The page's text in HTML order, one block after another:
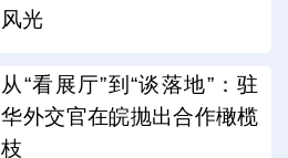
风光
从“看展厅”到“谈落地”：驻
华外交官在皖抛出合作橄榄
枝